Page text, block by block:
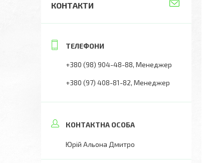
КОНТАКТИ
+380 (98) 904-48-88 Менеджер
+380 (97) 408-81-82 Менеджер
Юрій Альона Дмитро